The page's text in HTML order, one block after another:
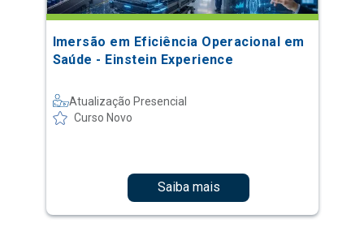
Imersão em Eficiência Operacional em
Saúde - Einstein Experience
Atualização Presencial
Curso Novo
Saiba mais